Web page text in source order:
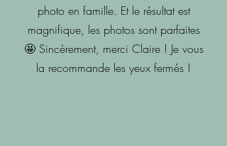
photo en famille. Et le résultat est
magnifique, les photos sont parfaites
🤩 Sincèrement, merci Claire ! Je vous
la recommande les yeux fermés !